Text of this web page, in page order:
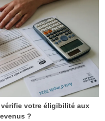
votre éligibilité aux
?